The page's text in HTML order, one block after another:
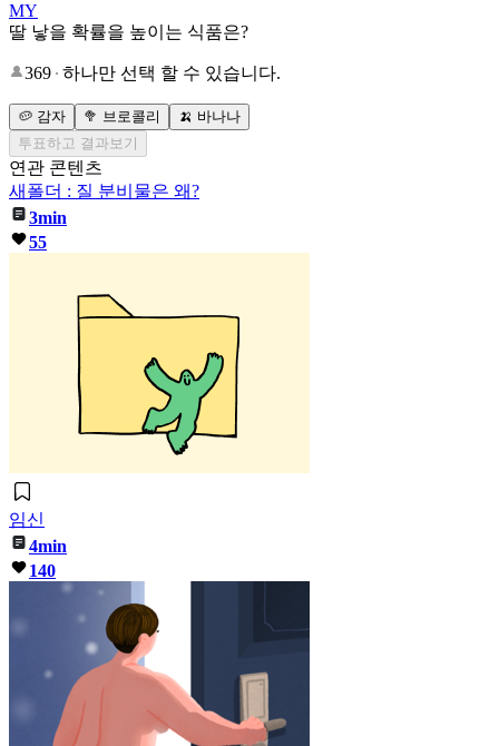
MY
딸 낳을 확률을 높이는 식품은?
369 하나만 선택 할 수 있습니다.
🥔 감자 🥦 브로콜리
🍌 바나나
투표하고 결과보기
연관 콘텐츠
새폴더 : 질 분비물은 왜?
3min
55
임신
4min
140